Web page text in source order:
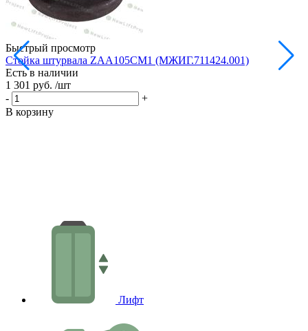
Быстрый просмотр
Стойка штурвала ZAA105CM1 (МЖИГ.711424.001)
Есть в наличии
1 301 руб. /шт
-
+
В корзину
Лифт